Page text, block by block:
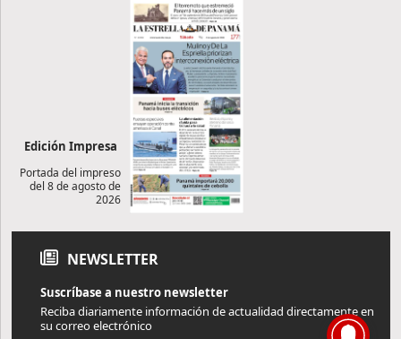
Edición Impresa
Portada del impreso
del 8 de agosto de
2026
NEWSLETTER
Suscríbase a nuestro newsletter
Reciba diariamente información de actualidad directamente en
su correo electrónico